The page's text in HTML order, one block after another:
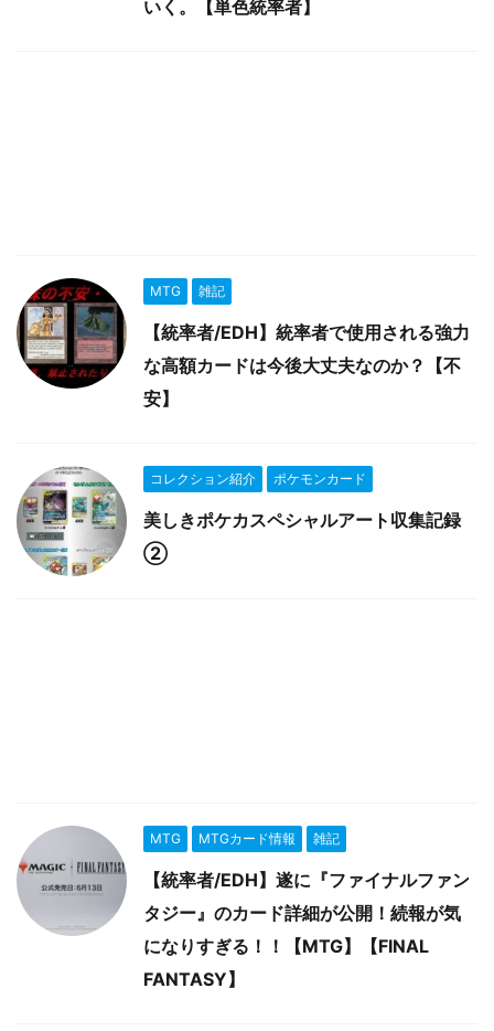
いく。【単色統率者】
MTG 雑記
【統率者/EDH】統率者で使用される強力
な高額カードは今後大丈夫なのか？【不
安】
コレクション紹介 ポケモンカード
美しきポケカスペシャルアート収集記録
②
MTG MTGカード情報 雑記
【統率者/EDH】遂に『ファイナルファン
タジー』のカード詳細が公開！続報が気
になりすぎる！！【MTG】【FINAL
FANTASY】